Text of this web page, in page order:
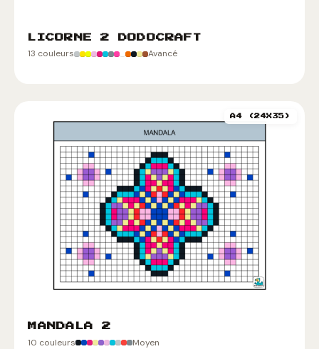
LICORNE 2 DODOCRAFT
13 couleurs Avancé
A4 (24X35)
MANDALA 2
10 couleurs Moyen